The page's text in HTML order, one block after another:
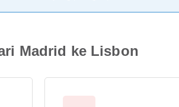
Madrid ke Lisbon